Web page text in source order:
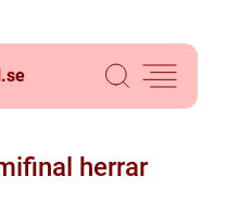
se
herrar